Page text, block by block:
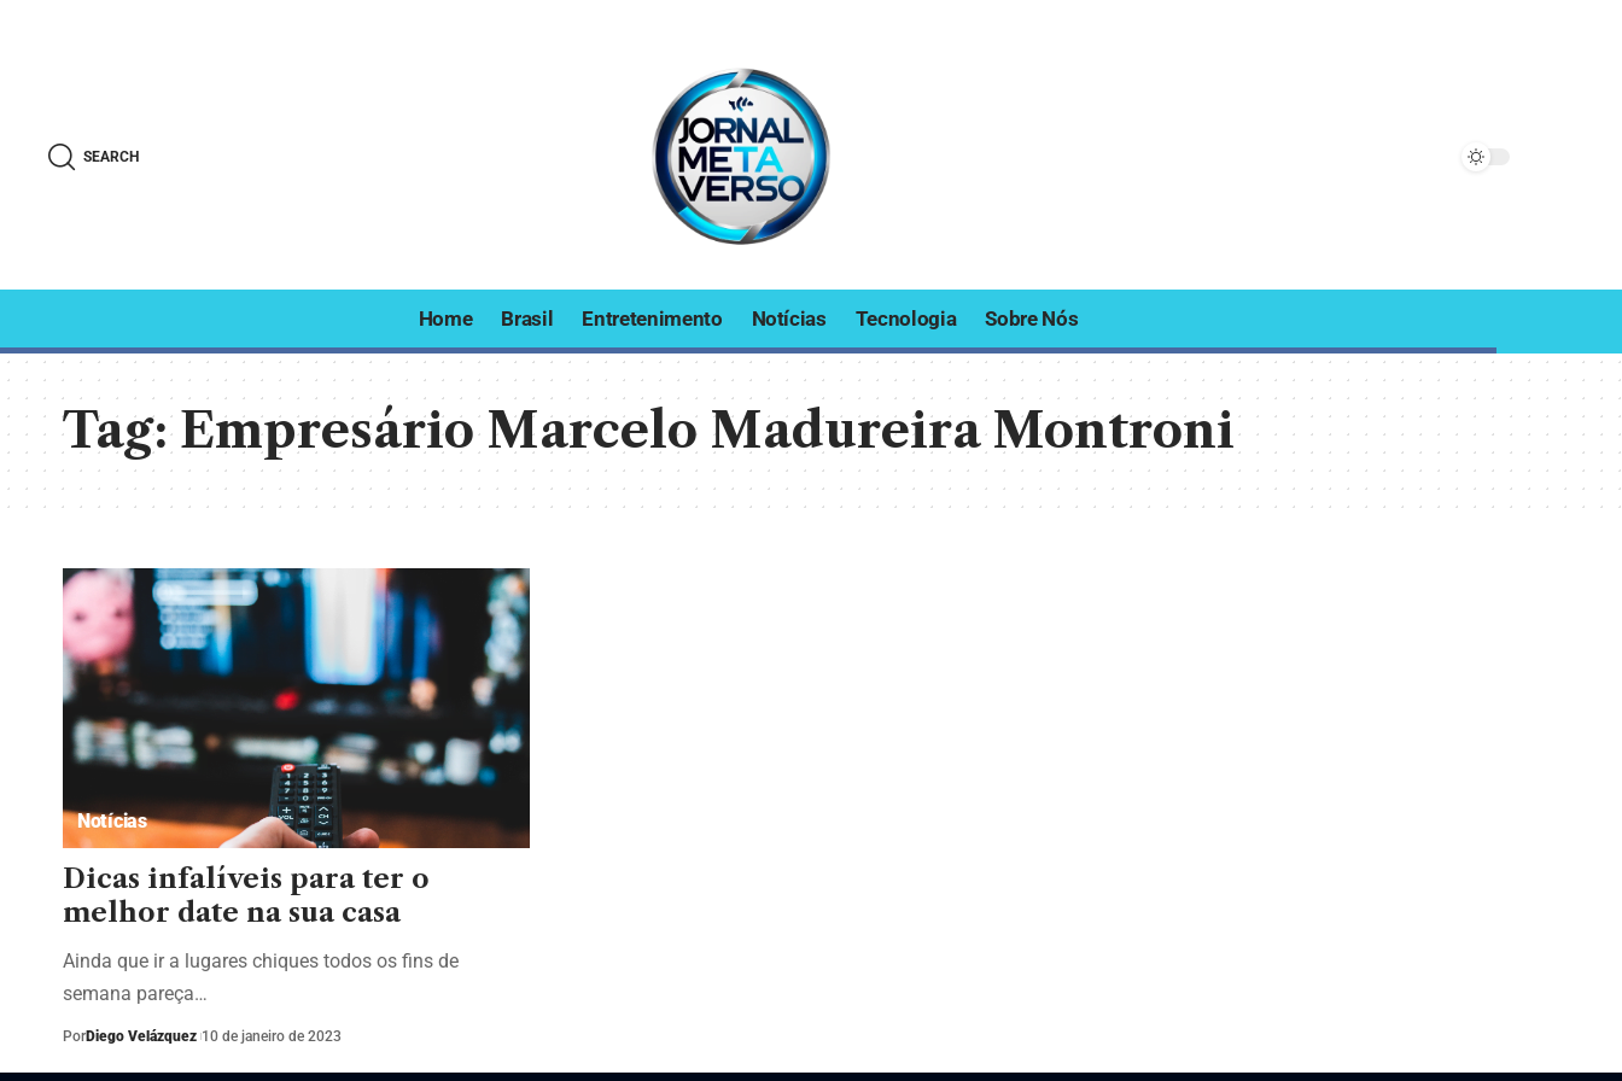
SEARCH
Home Brasil Entretenimento Notícias Tecnologia Sobre Nós
Tag:Empresário Marcelo Madureira Montroni
Notícias
Dicas infalíveis para ter o
melhor date na sua casa
Ainda que ir a lugares chiques todos os fins de
semana pareça…
PorDiego Velázquez 10 de janeiro de 2023